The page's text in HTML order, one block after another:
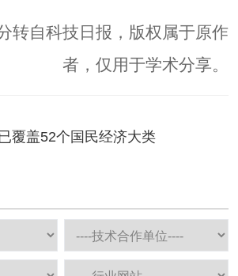
转自科技日报，版权属于原作
者，仅用于学术分享。
覆盖52个国民经济大类